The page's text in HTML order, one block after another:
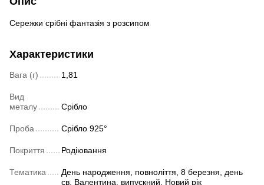
Сережки срібні фантазія з розсипом
Характеристики
Вага (г) 1,81
Вид
металу
Срібло
Проба Срібло 925°
Покриття Родіювання
Тематика
День народження, повноліття, 8 березня, день
св. Валентина, випускний, Новий рік